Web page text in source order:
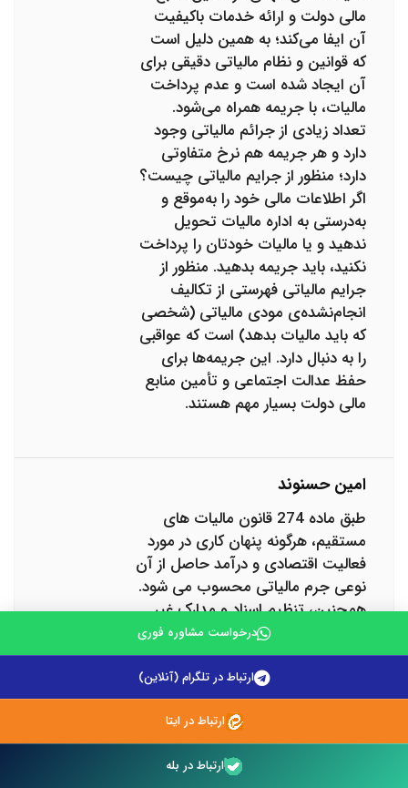
مالی دولت‌ و ارائه خدمات باکیفیت
آن‌ ایفا می‌کند؛ به همین دلیل است
که قوانین و نظام مالیاتی دقیقی برای
آن ایجاد شده است و عدم پرداخت
مالیات، با جریمه همراه می‌شود.
تعداد زیادی از جرائم مالیاتی وجود
دارد و هر جریمه هم نرخ متفاوتی
دارد؛ منظور از جرایم مالیاتی چیست؟
اگر اطلاعات مالی خود را به‌موقع و
به‌درستی به اداره مالیات تحویل
ندهید و یا مالیات خودتان را پرداخت
نکنید، باید جریمه بدهید. منظور از
جرایم مالیاتی فهرستی از تکالیف
انجام‌نشده‌ی مودی مالیاتی (شخصی
که باید مالیات بدهد) است که عواقبی
را به دنبال دارد. این جریمه‌ها برای
حفظ عدالت اجتماعی و تأمین منابع
مالی دولت بسیار مهم هستند.
امین حسنوند
طبق ماده 274 قانون مالیات های
مستقیم، هرگونه پنهان کاری در مورد
فعالیت اقتصادی و درآمد حاصل از آن
نوعی جرم مالیاتی محسوب می شود.
همچنین، تنظیم اسناد و مدارک غیر
واقعی نیز جرم مالیاتی محسوب شده
و مجازات مالیاتی به دنبال خواهد
داشت. از دیگر نمونه های جرم
مالیاتی می توان به پنهان کردن اسناد
مالیاتی از دسترس ماموران مالیاتی،
استفاده از کارت بازرگانی دیگران برای
مبهم ماندن تراکنش ها و تنظیم
درخواست مشاوره فوری
ارتباط در تلگرام (آنلاین)
ارتباط در ایتا
ارتباط در بله